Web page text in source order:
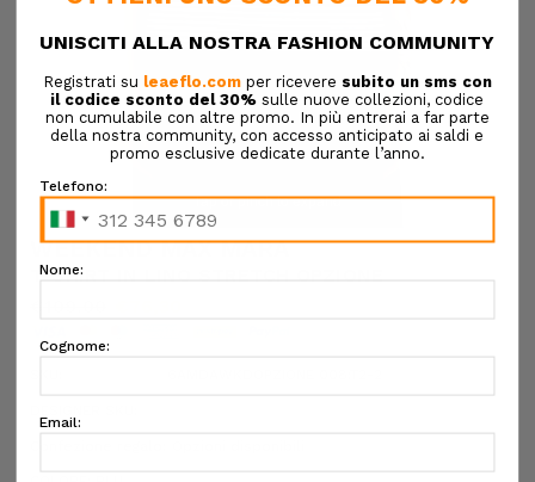
Tap or pinch to expand
WEEKEND MAX MARA
T-SHIRT IN LINO STRETCH OPZIONE